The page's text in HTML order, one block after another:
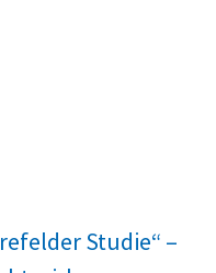
Studie“ –